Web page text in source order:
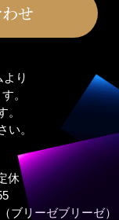
せ
り
。
。
い。
休
ブリーゼブリーゼ）